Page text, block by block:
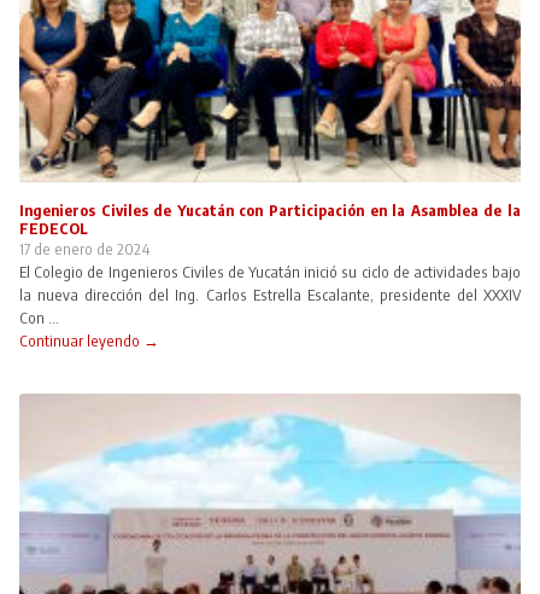
Ingenieros Civiles de Yucatán con Participación en la Asamblea de la
FEDECOL
17 de enero de 2024
El Colegio de Ingenieros Civiles de Yucatán inició su ciclo de actividades bajo
la nueva dirección del Ing. Carlos Estrella Escalante, presidente del XXXIV
Con ...
Continuar leyendo →